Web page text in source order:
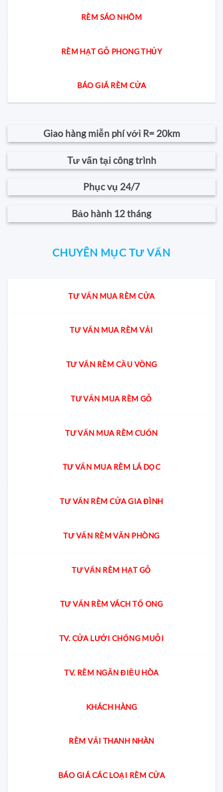
RÈM SÁO NHÔM
RÈM HẠT GỖ PHONG THỦY
BÁO GIÁ RÈM CỬA
Giao hàng miễn phí với R= 20km
Tư vấn tại công trình
Phục vụ 24/7
Bảo hành 12 tháng
CHUYÊN MỤC TƯ VẤN
TƯ VẤN MUA RÈM CỬA
TƯ VẤN MUA RÈM VẢI
TƯ VẤN RÈM CẦU VỒNG
TƯ VẤN MUA RÈM GỖ
TƯ VẤN MUA RÈM CUỐN
TƯ VẤN MUA RÈM LÁ DỌC
TƯ VẤN RÈM CỬA GIA ĐÌNH
TƯ VẤN RÈM VĂN PHÒNG
TƯ VẤN RÈM HẠT GỖ
TƯ VẤN RÈM VÁCH TỔ ONG
TV. CỬA LƯỚI CHỐNG MUỖI
TV. RÈM NGĂN ĐIỀU HÒA
KHÁCH HÀNG
RÈM VẢI THANH NHÀN
BÁO GIÁ CÁC LOẠI RÈM CỬA